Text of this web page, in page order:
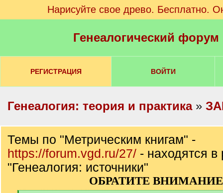
Нарисуйте свое древо. Бесплатно.
Генеалогический
РЕГИСТРАЦИЯ ВОЙТИ
Генеалогия: теория и практика»
Темы по "Метрическим книгам" -
https://forum.vgd.ru/27/ - находятся в
"Генеалогия: источники"
ОБРАТИТЕ